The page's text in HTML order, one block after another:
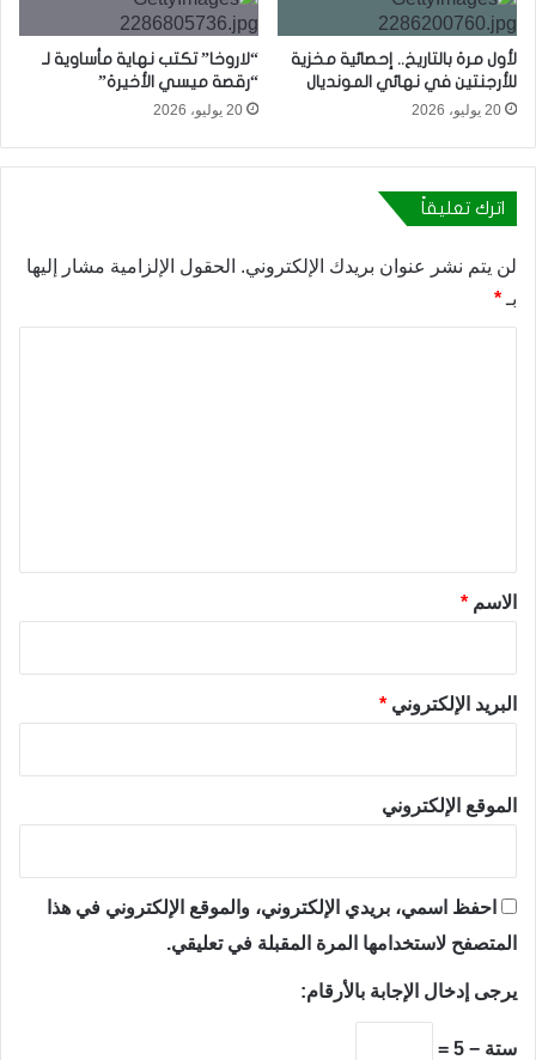
لأول مرة بالتاريخ.. إحصائية مخزية
للأرجنتين في نهائي المونديال
20 يوليو، 2026
“لاروخا” تكتب نهاية مأساوية لـ
“رقصة ميسي الأخيرة”
20 يوليو، 2026
اترك تعليقاً
لن يتم نشر عنوان بريدك الإلكتروني. الحقول الإلزامية مشار إليها
بـ *
*الاسم *
البريد الإلكتروني *
الموقع الإلكتروني
احفظ اسمي، بريدي الإلكتروني، والموقع الإلكتروني في هذا
المتصفح لاستخدامها المرة المقبلة في تعليقي.
يرجى إدخال الإجابة بالأرقام:
ستة − 5 =